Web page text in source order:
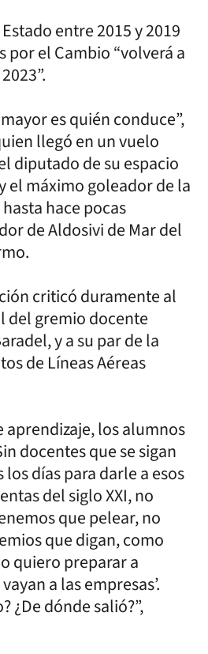
entre 2015 y 2019
por el Cambio “volverá a
es quién conduce”,
llegó en un vuelo
diputado de su espacio
el máximo goleador de la
hace pocas
de Aldosivi de Mar del
criticó duramente al
del gremio docente
y a su par de la
de Líneas Aéreas
aprendizaje, los alumnos
docentes que se sigan
días para darle a esos
del siglo XXI, no
que pelear, no
que digan, como
quiero preparar a
a las empresas’.
¿De dónde salió?”,